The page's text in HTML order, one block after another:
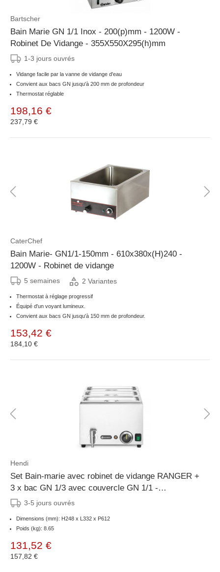
Bartscher
Bain Marie GN 1/1 Inox - 200(p)mm - 1200W -
Robinet De Vidange - 355X550X295(h)mm
1-3 jours ouvrés
Vidange facile par la vanne de vidange d'eau
Convient aux bacs GN jusqu'à 200 mm de profondeur
Thermostat réglable
198,16 €
237,79 €
CaterChef
Bain Marie- GN1/1-150mm - 610x380x(H)240 -
1200W - Robinet de vidange
5 semaines 2 Variantes
Thermostat à réglage progressif
Équipé d'un voyant lumineux.
Convient aux bacs GN jusqu'à 150 mm de profondeur.
153,42 €
184,10 €
Hendi
Set Bain-marie avec robinet de vidange RANGER +
3 x bac GN 1/3 avec couvercle GN 1/1 -
230V/1000W - 604x332x(H)242mm
3-5 jours ouvrés
Dimensions (mm): H248 x L332 x P612
Poids (kg): 8.65
131,52 €
157,82 €